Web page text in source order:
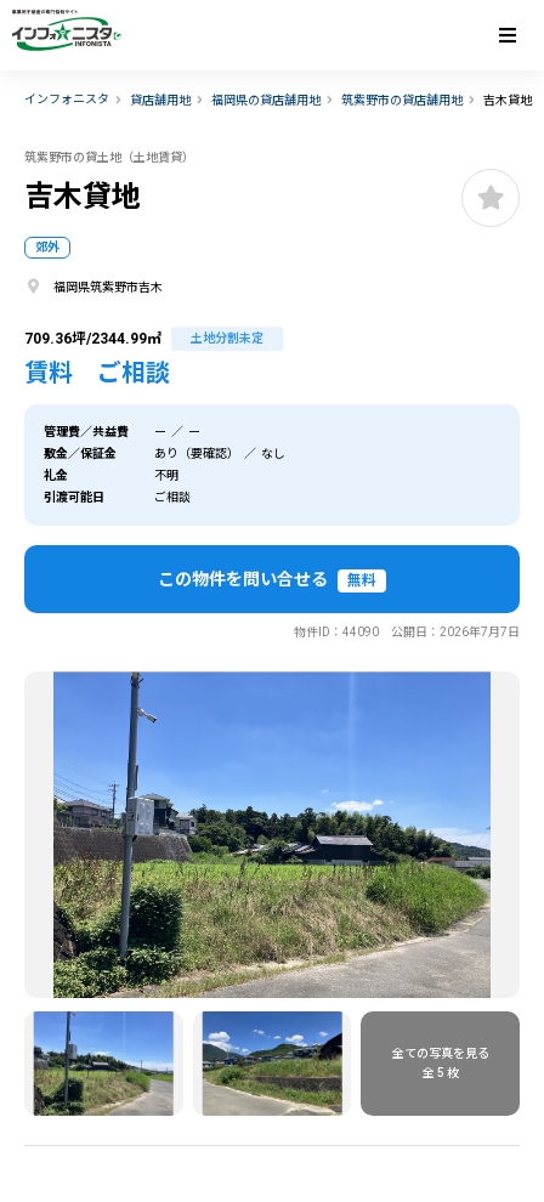
インフォニスタ 貸店舗用地 福岡県の貸店舗用地 筑紫野市の貸店舗用地 吉木貸地
筑紫野市の貸土地（土地賃貸）
吉木貸地
郊外
福岡県筑紫野市吉木
709.36坪/2344.99㎡ 土地分割未定
賃料 ご相談
管理費／共益費
ー ／ ー
敷金／保証金
あり（要確認） ／ なし
礼金
不明
引渡可能日
ご相談
この物件を問い合せる 無料
物件ID：44090 公開日：2026年7月7日
全ての写真を見る
全 5 枚